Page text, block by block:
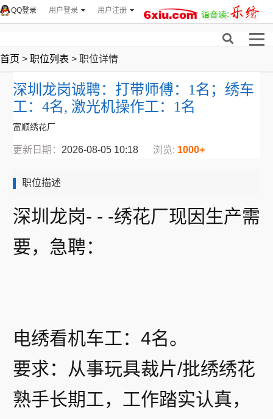
用户登录 用户注册
QQ登录
首页 > 职位列表 > 职位详情
深圳龙岗诚聘：打带师傅：1名；绣车
工：4名, 激光机操作工：1名
富顺绣花厂
更新日期： 2026-08-05 10:18 浏览: 1000+
职位描述
深圳龙岗- - -绣花厂现因生产需
要，急聘：
电绣看机车工：4名。
要求：从事玩具裁片/批绣绣花
熟手长期工，工作踏实认真，